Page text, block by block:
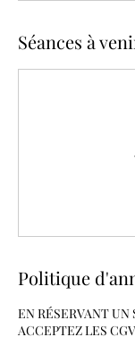
Séances à
Politique
EN RÉSERVANT UN
ACCEPTEZ LES